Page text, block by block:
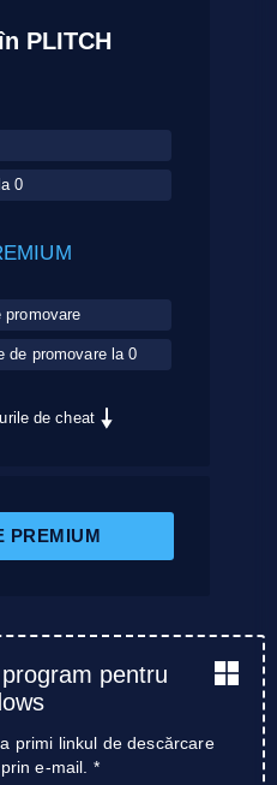
PLITCH
0
promovare
de promovare la 0
de cheat
PREMIUM
pentru
primi linkul de descărcare
e-mail. *